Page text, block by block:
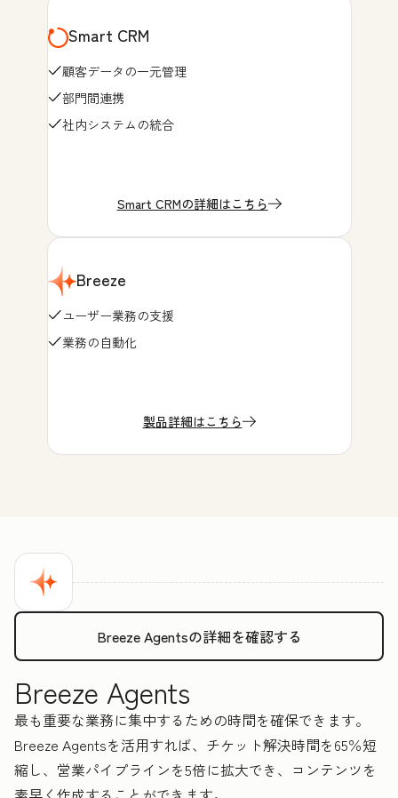
Smart CRM
顧客データの一元管理
部門間連携
社内システムの統合
Smart CRMの詳細はこちら
Breeze
ユーザー業務の支援
業務の自動化
製品詳細はこちら
Breeze Agentsの詳細を確認する
Breeze Agents
最も重要な業務に集中するための時間を確保できます。
Breeze Agentsを活用すれば、チケット解決時間を65％短
縮し、営業パイプラインを5倍に拡大でき、コンテンツを